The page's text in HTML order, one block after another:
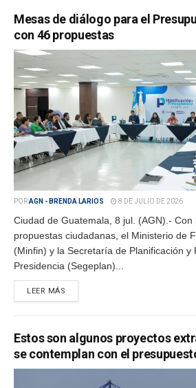
Mesas de diálogo para el
con 46 propuestas
PORAGN - BRENDA LARIOS 8 DE JULIO DE 2026
Ciudad de Guatemala, 8 jul. (AGN).- Con
propuestas ciudadanas, el Ministerio de
(Minfin) y la Secretaría de Planificación y
Presidencia (Segeplan)...
LEER MÁS
Estos son algunos proyectos
se contemplan con el